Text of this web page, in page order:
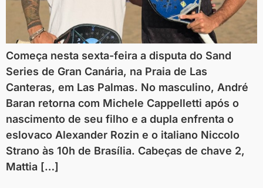
Começa nesta sexta-feira a disputa do Sand
Series de Gran Canária, na Praia de Las
Canteras, em Las Palmas. No masculino, André
Baran retorna com Michele Cappelletti após o
nascimento de seu filho e a dupla enfrenta o
eslovaco Alexander Rozin e o italiano Niccolo
Strano às 10h de Brasília. Cabeças de chave 2,
Mattia […]